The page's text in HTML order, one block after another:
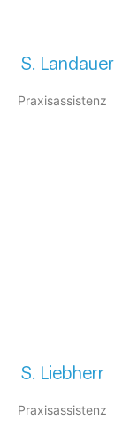
S. Landauer
Praxisassistenz
S. Liebherr
Praxisassistenz